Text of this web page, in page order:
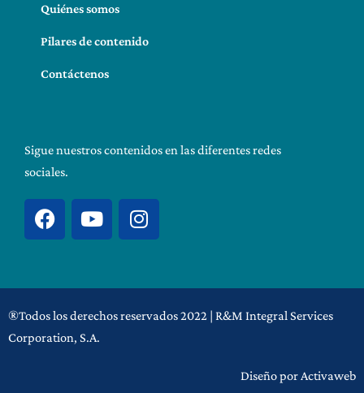
Quiénes somos
Pilares de contenido
Contáctenos
Sigue nuestros contenidos en las diferentes redes
sociales.
F
a
b
o
Y
o
u
b
e
I
n
a
g
®Todos los derechos reservados 2022 | R&M Integral Services
Corporation, S.A.
Diseño por Activaweb